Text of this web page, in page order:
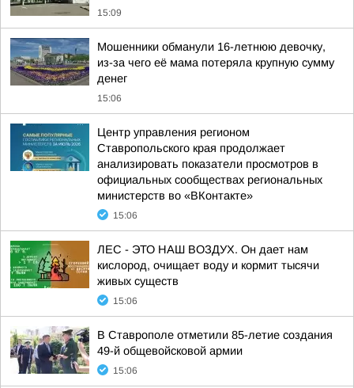
15:09
Мошенники обманули 16-летнюю девочку,
из-за чего её мама потеряла крупную сумму
денег
15:06
Центр управления регионом
Ставропольского края продолжает
анализировать показатели просмотров в
официальных сообществах региональных
министерств во «ВКонтакте»
15:06
ЛЕС - ЭТО НАШ ВОЗДУХ. Он дает нам
кислород, очищает воду и кормит тысячи
живых существ
15:06
В Ставрополе отметили 85-летие создания
49-й общевойсковой армии
15:06